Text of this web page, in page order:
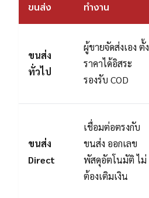
ขนส่ง
ทำงาน
ขนส่ง
ทั่วไป
ผู้ขายจัดส่งเอง ตั้ง
ราคาได้อิสระ
รองรับ COD
ขนส่ง
Direct
เชื่อมต่อตรงกับ
ขนส่ง ออกเลข
พัสดุอัตโนมัติ ไม่
ต้องเติมเงิน